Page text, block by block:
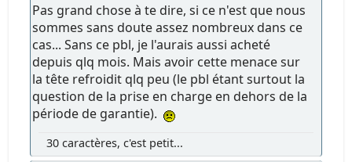
Pas grand chose à te dire, si ce n'est que nous
sommes sans doute assez nombreux dans ce
cas... Sans ce pbl, je l'aurais aussi acheté
depuis qlq mois. Mais avoir cette menace sur
la tête refroidit qlq peu (le pbl étant surtout la
question de la prise en charge en dehors de la
période de garantie).
30 caractères, c'est petit...